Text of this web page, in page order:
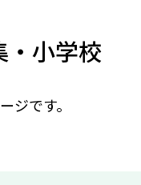
・小学校
ジです。